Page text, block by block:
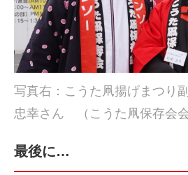
写真右：こうた凧揚げまつり
忠幸さん （こうた凧保存会会
最後に…